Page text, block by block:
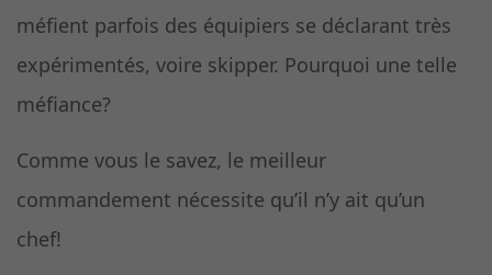
méfient parfois des équipiers se déclarant très
expérimentés, voire skipper. Pourquoi une telle
méfiance?
Comme vous le savez, le meilleur
commandement nécessite qu’il n’y ait qu’un
chef!